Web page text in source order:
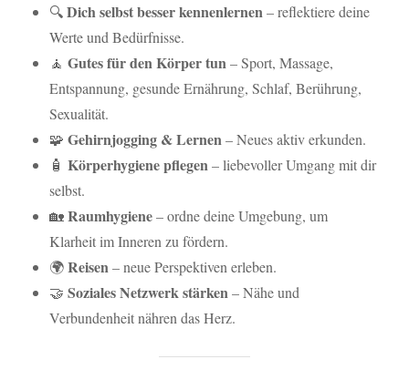
🔍Dich selbst besser kennenlernen– reflektiere deine
Werte und Bedürfnisse.
🧘Gutes für den Körper tun– Sport, Massage,
Entspannung, gesunde Ernährung, Schlaf, Berührung,
Sexualität.
🧩Gehirnjogging & Lernen– Neues aktiv erkunden.
🧴Körperhygiene pflegen– liebevoller Umgang mit dir
selbst.
🏡Raumhygiene– ordne deine Umgebung, um
Klarheit im Inneren zu fördern.
🌍Reisen– neue Perspektiven erleben.
🤝Soziales Netzwerk stärken– Nähe und
Verbundenheit nähren das Herz.